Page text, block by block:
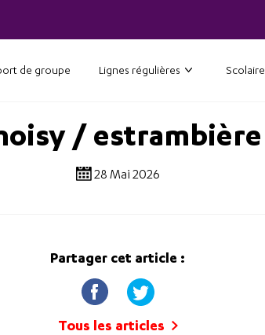
de groupe Lignes régulières Scolaire
/ estrambière
28 Mai 2026
Partager cet article :
Tous les articles